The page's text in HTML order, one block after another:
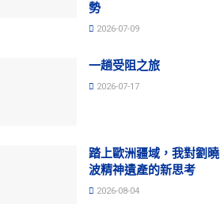
勢
2026-07-09
一趟受阻之旅
2026-07-17
踏上歐洲疆域，我對劉曉
波精神遺產的新思考
2026-08-04